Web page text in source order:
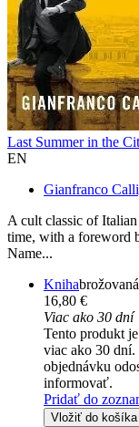
Last Summer in the
EN
Gianfranco
A cult classic of
time, with a foreword
Name...
Kniha
16,80 €
Viac ako 30 dní
Tento produkt
viac ako 30 dní.
objednávku
informovať.
Pridať do
Vložiť do košíka